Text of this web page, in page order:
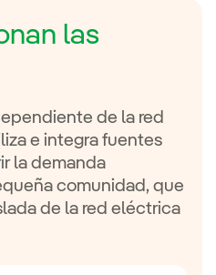
las
de la red
e integra fuentes
la demanda
comunidad, que
de la red eléctrica